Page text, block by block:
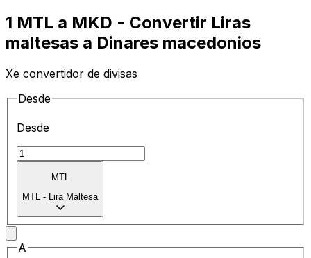
1 MTL a MKD - Convertir Liras
maltesas a Dinares macedonios
Xe convertidor de divisas
Desde
Desde
MTL
MTL - Lira Maltesa
A